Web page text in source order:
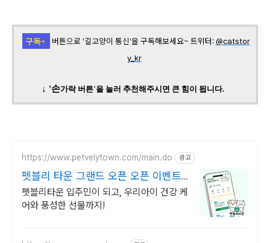
구독+ 버튼으로 '길고양이 통신'을 구독해보세요~ 트위터: @catstor
y_kr
↓ '손가락 버튼'을 눌러 추천해주시면 큰 힘이 됩니다.
https://www.petvelytown.com/main.do 광고
펫블리 타운 그랜드 오픈 오픈 이벤트
진행 중!
펫블리타운 입주민이 되고, 우리아이 건강 케
어와 풍성한 선물까지!